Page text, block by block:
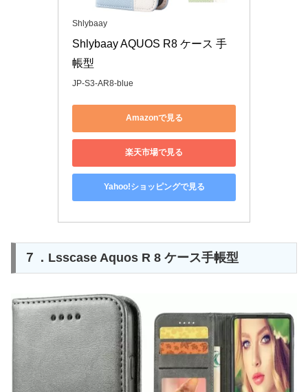
Shlybaay
Shlybaay AQUOS R8 ケース 手
帳型
JP-S3-AR8-blue
Amazonで見る
楽天市場で見る
Yahoo!ショッピングで見る
７．Lsscase Aquos R 8 ケース手帳型